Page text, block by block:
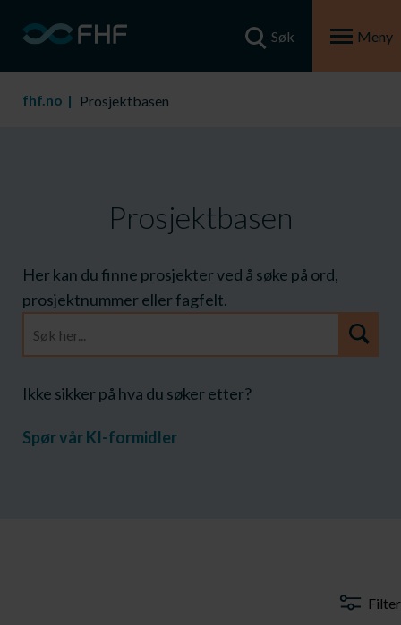
Søk Meny
fhf.no Prosjektbasen
Prosjektbasen
Her kan du finne prosjekter ved å søke på ord,
prosjektnummer eller fagfelt.
Prosjektarkiv
Ikke sikker på hva du søker etter?
Spør vår KI-formidler
Filter